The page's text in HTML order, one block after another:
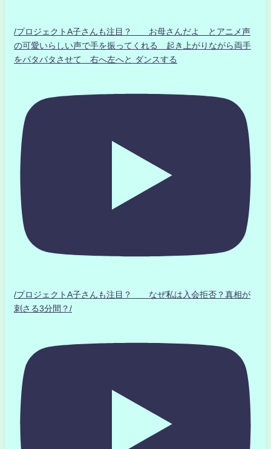
/プロジェクトA子さんも注目？ お母さんだよ とアニメ声
の可愛いらしい声で手を振ってくれる 起き上がりながら両手
をパタパタさせて 右へ左へと ダンスする
/プロジェクトA子さんも注目？ なぜ私は入会拒否？真相が
刺さる3分間？/